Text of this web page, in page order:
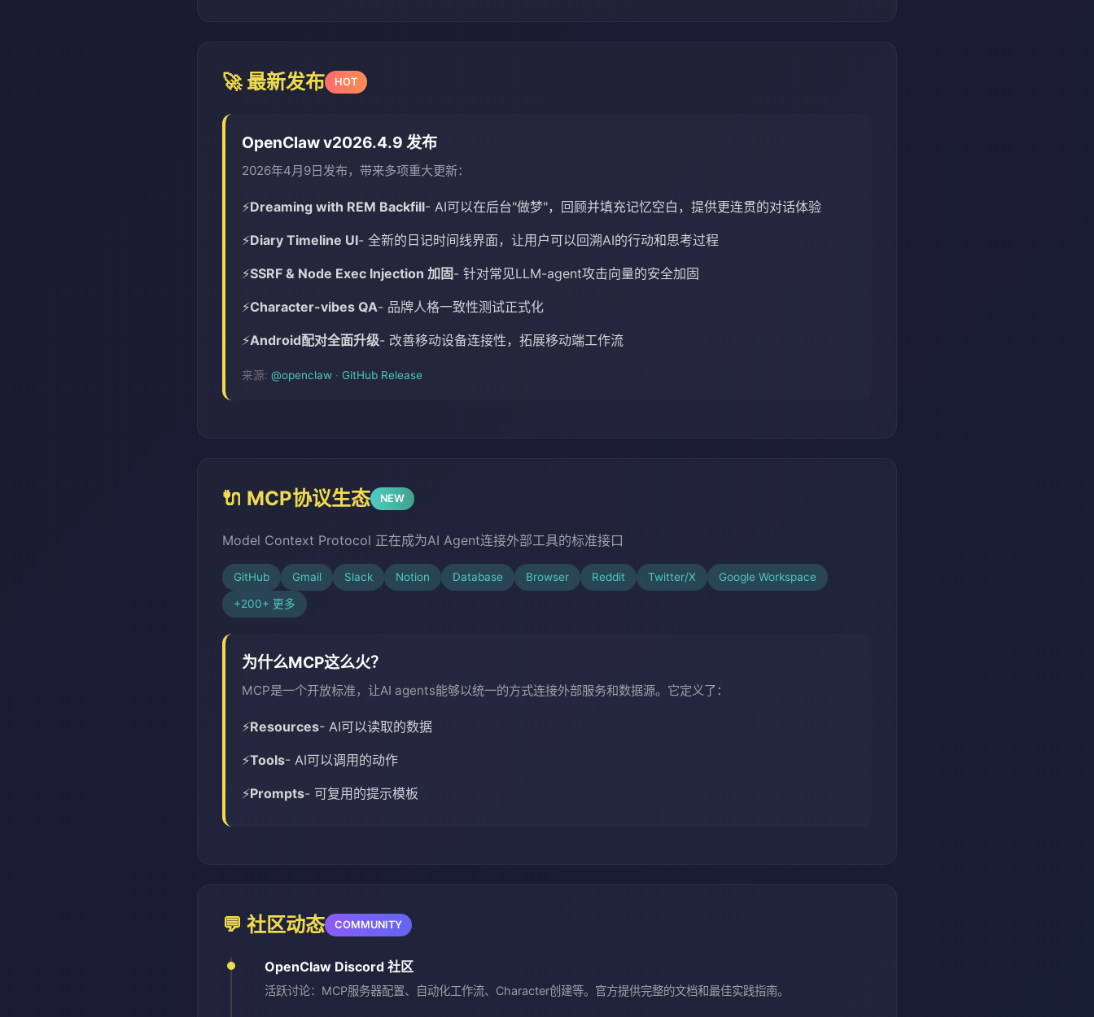
🚀 最新发布 HOT
OpenClaw v2026.4.9 发布
2026年4月9日发布，带来多项重大更新：
Dreaming with REM Backfill- AI可以在后台"做梦"，回顾并填充记忆空白，提供更连贯的对话体验
Diary Timeline UI- 全新的日记时间线界面，让用户可以回溯AI的行动和思考过程
SSRF & Node Exec Injection 加固- 针对常见LLM-agent攻击向量的安全加固
Character-vibes QA- 品牌人格一致性测试正式化
Android配对全面升级- 改善移动设备连接性，拓展移动端工作流
来源: @openclaw · GitHub Release
🔌 MCP协议生态 NEW
Model Context Protocol 正在成为AI Agent连接外部工具的标准接口
GitHub Gmail Slack Notion Database Browser Reddit Twitter/X Google Workspace
+200+ 更多
为什么MCP这么火？
MCP是一个开放标准，让AI agents能够以统一的方式连接外部服务和数据源。它定义了：
Resources- AI可以读取的数据
Tools- AI可以调用的动作
Prompts- 可复用的提示模板
💬 社区动态 COMMUNITY
OpenClaw Discord 社区
活跃讨论：MCP服务器配置、自动化工作流、Character创建等。官方提供完整的文档和最佳实践指南。